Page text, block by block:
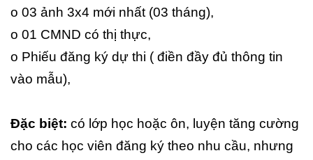
o 03 ảnh 3x4 mới nhất (03 tháng),
o 01 CMND có thị thực,
o Phiếu đăng ký dự thi ( điền đầy đủ thông tin
vào mẫu),
Đặc biệt: có lớp học hoặc ôn, luyện tăng cường
cho các học viên đăng ký theo nhu cầu, nhưng